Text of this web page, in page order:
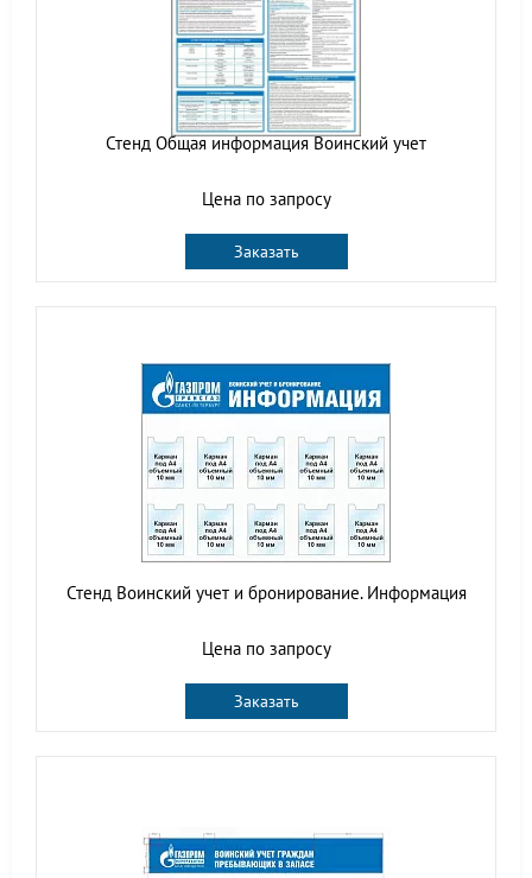
Стенд Общая информация Воинский учет
Цена по запросу
Заказать
Стенд Воинский учет и бронирование. Информация
Цена по запросу
Заказать